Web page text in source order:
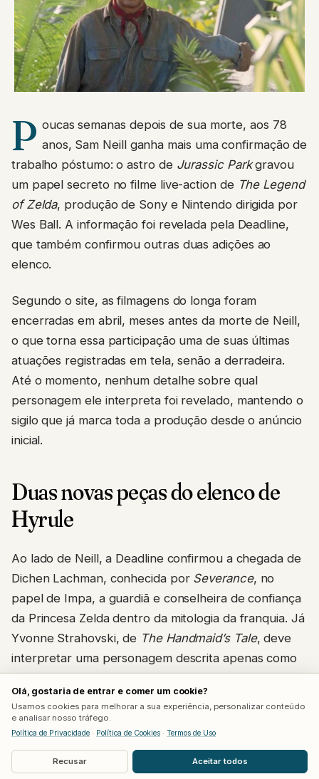
P oucas semanas depois de sua morte, aos 78
anos, Sam Neill ganha mais uma confirmação de
trabalho póstumo: o astro de Jurassic Parkgravou
um papel secreto no filme live-action de The Legend
of Zelda, produção de Sony e Nintendo dirigida por
Wes Ball. A informação foi revelada pela Deadline,
que também confirmou outras duas adições ao
elenco.
Segundo o site, as filmagens do longa foram
encerradas em abril, meses antes da morte de Neill,
o que torna essa participação uma de suas últimas
atuações registradas em tela, senão a derradeira.
Até o momento, nenhum detalhe sobre qual
personagem ele interpreta foi revelado, mantendo o
sigilo que já marca toda a produção desde o anúncio
inicial.
Duas novas peças do elenco de
Hyrule
Ao lado de Neill, a Deadline confirmou a chegada de
Dichen Lachman, conhecida por Severance, no
papel de Impa, a guardiã e conselheira de confiança
da Princesa Zelda dentro da mitologia da franquia. Já
Yvonne Strahovski, de The Handmaid’s Tale, deve
interpretar uma personagem descrita apenas como
“rainha”, levantando especulação entre fãs de que
ela viva a Rainha de Hyrule, possivelmente a mãe da
própria Zelda.
Com Strahovski no papel de rainha, a teoria mais
forte entre a comunidade é que Neill esteja
Olá, gostaria de entrar e comer um cookie?
Usamos cookies para melhorar a sua experiência, personalizar conteúdo
e analisar nosso tráfego.
Política de Privacidade · Política de Cookies · Termos de Uso
Recusar Aceitar todos